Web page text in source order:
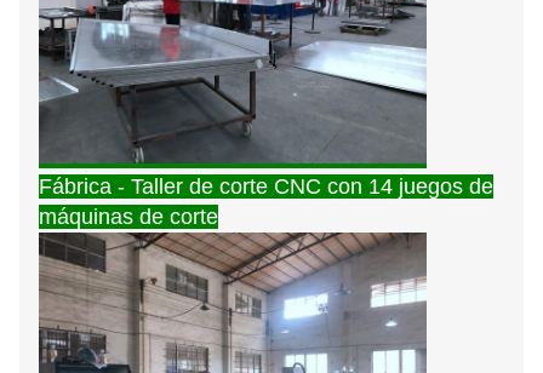
Fábrica - Taller de corte CNC con 14 juegos de
máquinas de corte